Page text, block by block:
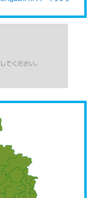
してください。